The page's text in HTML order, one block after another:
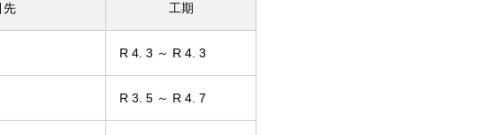
先 工期
R 4. 3 ～ R 4. 3
R 3. 5 ～ R 4. 7